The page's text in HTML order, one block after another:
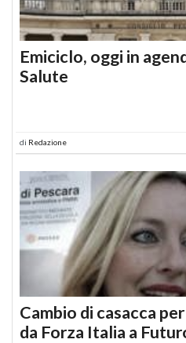
Emiciclo, oggi in
Salute
di Redazione
Cambio di casacca
da Forza Italia a